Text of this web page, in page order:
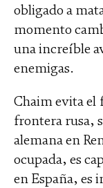
obligado a
momento
una increíble
enemigas.
Chaim evita el
frontera rusa,
alemana en
ocupada, es
en España, es